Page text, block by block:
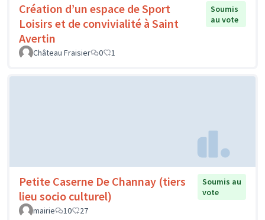
Création d’un espace de Sport
Loisirs et de convivialité à Saint
Avertin
Soumis
au vote
Château Fraisier 0 1
Petite Caserne De Channay (tiers
lieu socio culturel)
Soumis au
vote
mairie
10 27